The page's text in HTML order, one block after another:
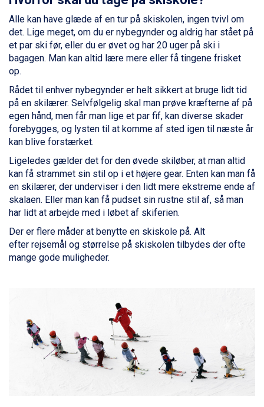
Saalbach fra DKK 5.945
Champoluc fra DKK 3.795
Sestriere fra DKK 4.395
Fieberbrunn fra DKK 6.145
Wagrain fra DKK 4.645
St. Anton fra DKK 7.245
Zell am See fra DKK 4.095
Livigno fra DKK 4.145
Canazei fra DKK 4.745
Ponte di Legno fra DKK 4.745
Alleghe fra DKK 5.595
Sauze dOulx fra DKK 4.045
Arabba fra DKK 7.045
La Thuile fra DKK 4.595
Val Thorens fra DKK 5.395
Cervinia fra DKK 5.295
Sölden fra DKK 8.445
Bad Hofgastein fra DKK 5.495
Passo Tonale fra DKK 3.795
Sestriere fra DKK 4.395
Fieberbrunn fra DKK 6.145
Wagrain fra DKK 4.645
Ischgl fra DKK 7.095
St. Anton fra DKK 7.245
Zell am See fra DKK 4.095
Canazei fra DKK 4.745
Alle kan have glæde af en tur på skiskolen, ingen tvivl om
det. Lige meget, om du er nybegynder og aldrig har stået på
et par ski før, eller du er øvet og har 20 uger på ski i
bagagen. Man kan altid lære mere eller få tingene frisket
op.
Rådet til enhver nybegynder er helt sikkert at bruge lidt tid
på en skilærer. Selvfølgelig skal man prøve kræfterne af på
egen hånd, men får man lige et par fif, kan diverse skader
forebygges, og lysten til at komme af sted igen til næste år
kan blive forstærket.
Ligeledes gælder det for den øvede skiløber, at man altid
kan få strammet sin stil op i et højere gear. Enten kan man få
en skilærer, der underviser i den lidt mere ekstreme ende af
skalaen. Eller man kan få pudset sin rustne stil af, så man
har lidt at arbejde med i løbet af skiferien.
Der er flere måder at benytte en skiskole på. Alt
efter rejsemål og størrelse på skiskolen tilbydes der ofte
mange gode muligheder.